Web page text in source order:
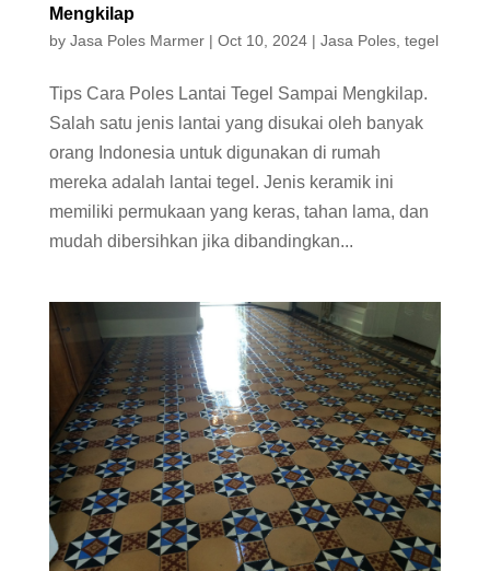
Mengkilap
by Jasa Poles Marmer| Oct 10, 2024| Jasa Poles, tegel
Tips Cara Poles Lantai Tegel Sampai Mengkilap.
Salah satu jenis lantai yang disukai oleh banyak
orang Indonesia untuk digunakan di rumah
mereka adalah lantai tegel. Jenis keramik ini
memiliki permukaan yang keras, tahan lama, dan
mudah dibersihkan jika dibandingkan...